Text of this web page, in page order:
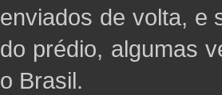
enviados de volta, e
do prédio, algumas
o Brasil.